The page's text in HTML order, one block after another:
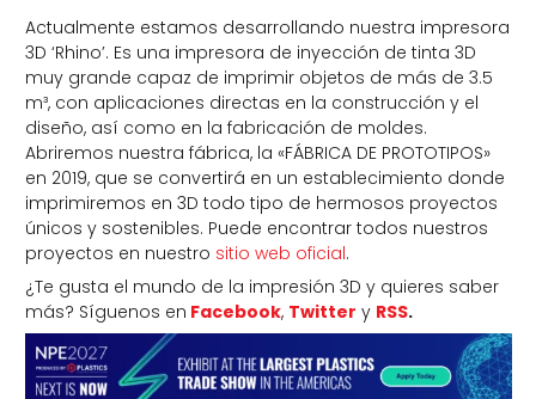
Actualmente estamos desarrollando nuestra impresora
3D ‘Rhino’. Es una impresora de inyección de tinta 3D
muy grande capaz de imprimir objetos de más de 3.5
m³, con aplicaciones directas en la construcción y el
diseño, así como en la fabricación de moldes.
Abriremos nuestra fábrica, la «FÁBRICA DE PROTOTIPOS»
en 2019, que se convertirá en un establecimiento donde
imprimiremos en 3D todo tipo de hermosos proyectos
únicos y sostenibles. Puede encontrar todos nuestros
proyectos en nuestro sitio web oficial.
¿Te gusta el mundo de la impresión 3D y quieres saber
más? Síguenos en Facebook, Twitter y RSS.